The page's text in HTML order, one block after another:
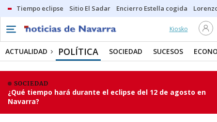
Tiempo eclipse Sitio El Sadar Encierro Estella cogida
Kiosko
ACTUALIDAD POLÍTICA SOCIEDAD SUCESOS
SOCIEDAD
¿Qué tiempo hará durante el eclipse del 12 de agosto en
Navarra?